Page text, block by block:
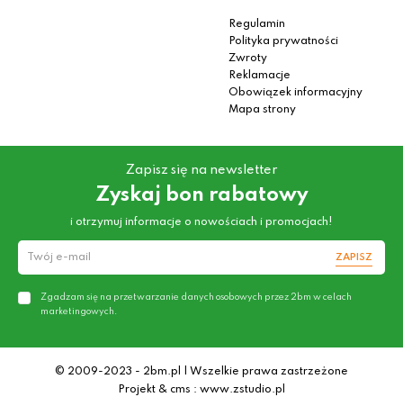
Regulamin
Polityka prywatności
Zwroty
Reklamacje
Obowiązek informacyjny
Mapa strony
Zapisz się na newsletter
Zyskaj bon rabatowy
i otrzymuj informacje o nowościach i promocjach!
ZAPISZ
Zgadzam się na przetwarzanie danych osobowych przez 2bm w celach
marketingowych.
© 2009-2023 - 2bm.pl | Wszelkie prawa zastrzeżone
Projekt & cms : www.zstudio.pl